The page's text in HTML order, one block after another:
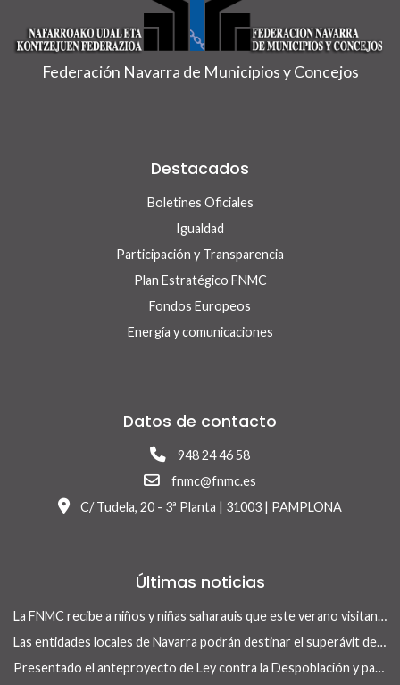
Federación Navarra de Municipios y Concejos
Destacados
Boletines Oficiales
Igualdad
Participación y Transparencia
Plan Estratégico FNMC
Fondos Europeos
Energía y comunicaciones
Datos de contacto
948 24 46 58
fnmc@fnmc.es
C/ Tudela, 20 - 3ª Planta | 31003 | PAMPLONA
Últimas noticias
La FNMC recibe a niños y niñas saharauis que este verano visitan Navarra con el programa Vacaciones en Paz
Las entidades locales de Navarra podrán destinar el superávit de 2025 a inversiones financieramente sostenibles tras la aprobación del Real Decreto-ley 13/2026
Presentado el anteproyecto de Ley contra la Despoblación y para el Desarrollo Rural